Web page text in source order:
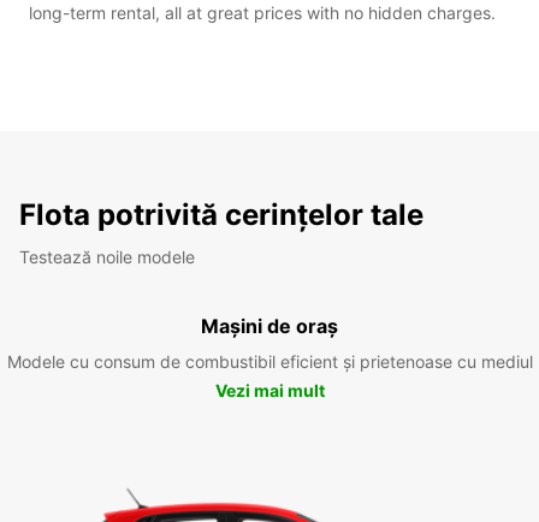
long-term rental, all at great prices with no hidden charges.
Flota potrivită cerințelor tale
Testează noile modele
Mașini de oraș
Modele cu consum de combustibil eficient și prietenoase cu mediul
Vezi mai mult